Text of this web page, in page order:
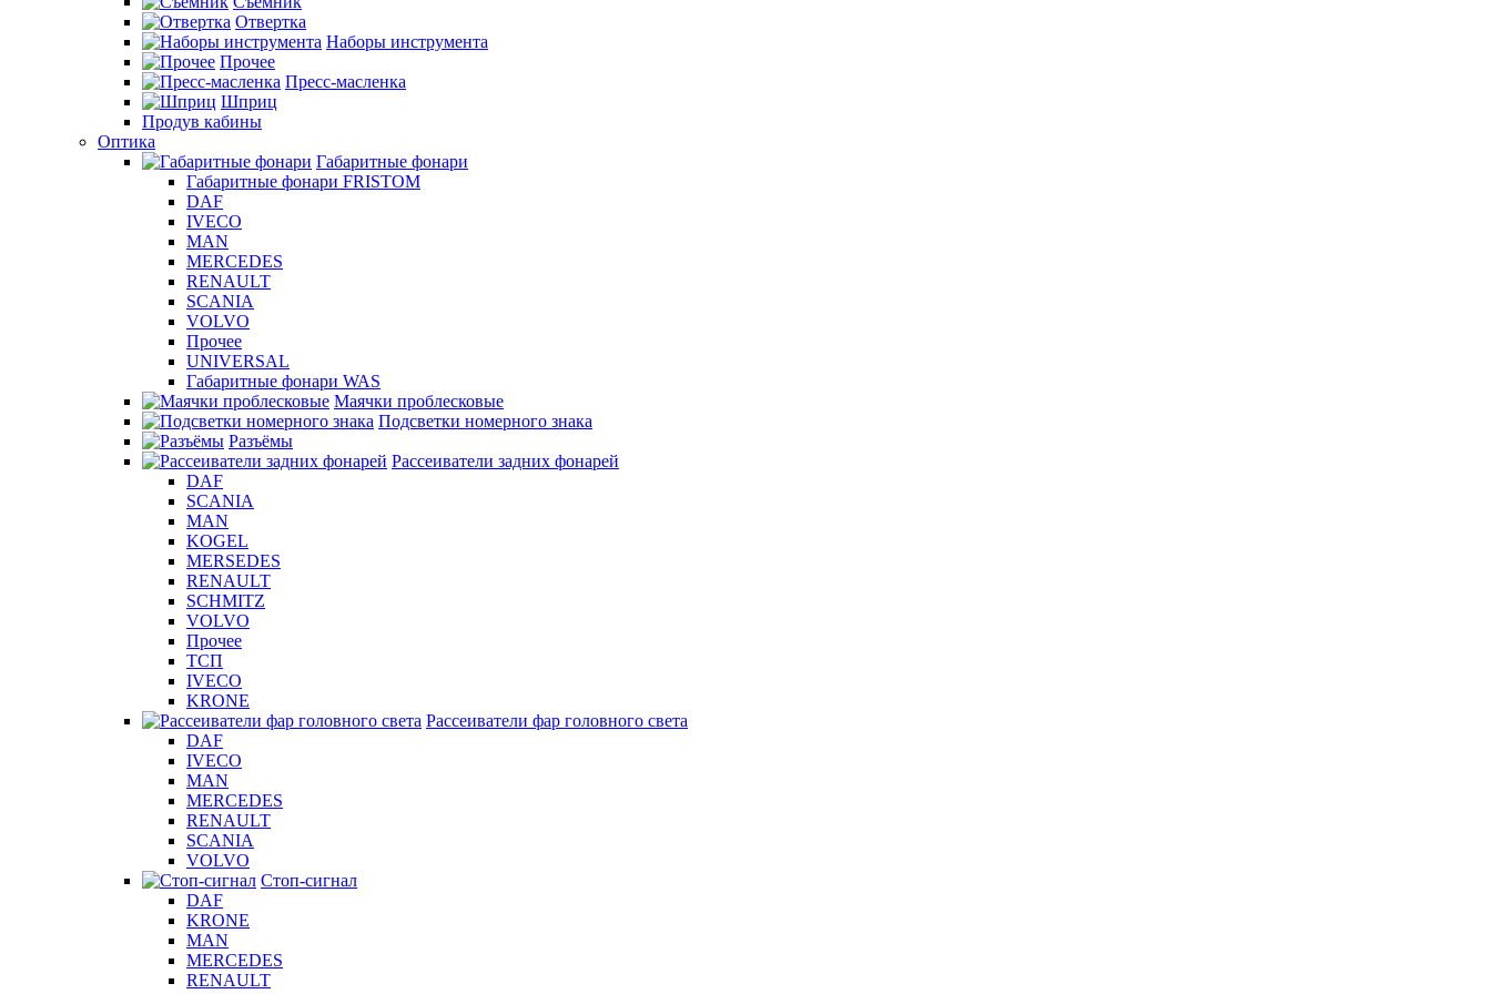
Отвертка
Наборы инструмента
Прочее
Пресс-масленка
Шприц
Продув кабины
Оптика
Габаритные фонари
Габаритные фонари FRISTOM
DAF
IVECO
MAN
MERCEDES
RENAULT
SCANIA
VOLVO
Прочее
UNIVERSAL
Габаритные фонари WAS
Маячки проблесковые
Подсветки номерного знака
Разъёмы
Рассеиватели задних фонарей
DAF
SCANIA
MAN
KOGEL
MERSEDES
RENAULT
SCHMITZ
VOLVO
Прочее
ТСП
IVECO
KRONE
Рассеиватели фар головного света
DAF
IVECO
MAN
MERCEDES
RENAULT
SCANIA
VOLVO
Стоп-сигнал
DAF
KRONE
MAN
MERCEDES
RENAULT